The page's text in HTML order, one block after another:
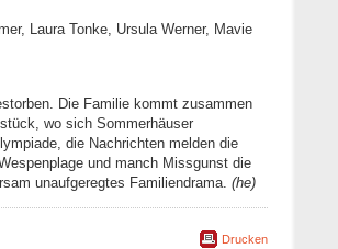
Laura Tonke, Ursula Werner, Mavie
Die Familie kommt zusammen
wo sich Sommerhäuser
die Nachrichten melden die
und manch Missgunst die
unaufgeregtes Familiendrama. (he)
Drucken